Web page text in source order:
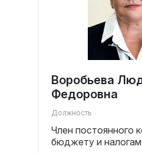
Воробьева
Федоровна
Должность
Член постоянного
бюджету и налогам